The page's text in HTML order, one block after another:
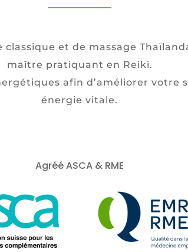
et de massage
maître pratiquant en Reiki.
afin d’améliorer votre
énergie vitale.
Agréé ASCA & RME